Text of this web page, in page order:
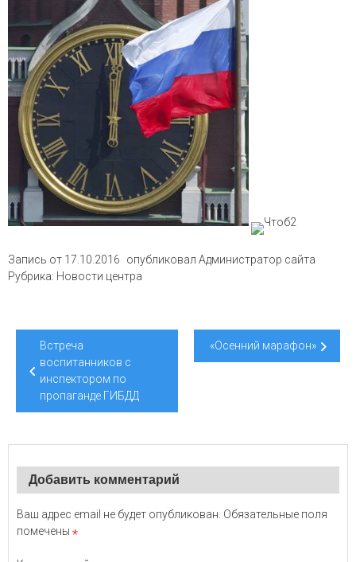
Запись от 17.10.2016 опубликовал Администратор сайта
Рубрика: Новости центра
Навигация
записям
Встреча
воспитанников с
инспектором по
пропаганде ГИБДД
«Осенний марафон»
Добавить комментарий
Ваш адрес email не будет опубликован. Обязательные поля
помечены *